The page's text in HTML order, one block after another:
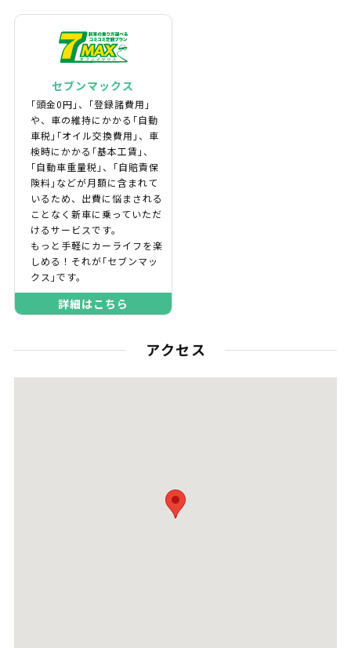
セブンマックス
｢頭金0円｣、｢登録諸費用｣
や、車の維持にかかる｢自動
車税｣｢オイル交換費用｣、車
検時にかかる｢基本工賃｣、
｢自動車重量税｣、｢自賠責保
険料｣などが月額に含まれて
いるため、出費に悩まされる
ことなく新車に乗っていただ
けるサービスです。
もっと手軽にカーライフを楽
しめる！それが｢セブンマッ
クス｣です。
詳細はこちら
アクセス